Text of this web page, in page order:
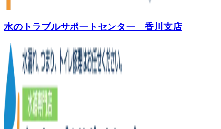
水のトラブルサポートセンター 香川支店